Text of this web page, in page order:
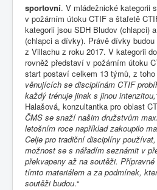
sportovní. V mládežnické kategorii
v požárním útoku CTIF a štafetě
kategorii jsou SDH Bludov (chlapci)
(chlapci a dívky). Právě dívky
z Villachu z roku 2017. V kategorii
rovněž představí v požárním útoku
start postaví celkem 13 týmů, z toho
věnujících se disciplínám CTIF
každý trénuje jinak s jinou
Halašová, konzultantka pro oblast
ČMS se snaží našim družstvům
letošním roce například zakoupilo
Celje pro tradiční disciplíny
možnost se s nářadím seznámit v
překvapeny až na soutěži.
tímto materiálem a za podmínek,
soutěži budou.“